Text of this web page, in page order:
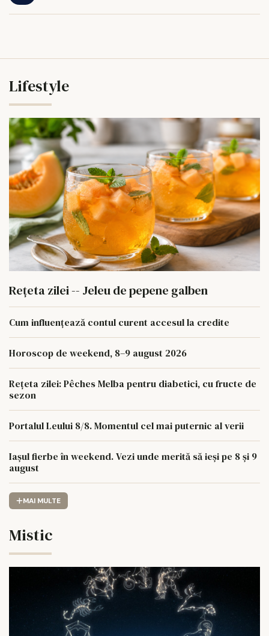
Lifestyle
Rețeta zilei -- Jeleu de pepene galben
Cum influențează contul curent accesul la credite
Horoscop de weekend, 8–9 august 2026
Rețeta zilei: Pêches Melba pentru diabetici, cu fructe de
sezon
Portalul Leului 8/8. Momentul cel mai puternic al verii
Iașul fierbe în weekend. Vezi unde merită să ieși pe 8 și 9
august
MAI MULTE
Mistic